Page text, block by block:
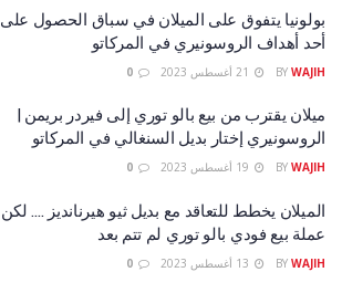
بولونيا يتفوق على الميلان في سباق الحصول على
أحد أهداف الروسونيري في المركاتو
BY WAJIH
ميلان يقترب من بيع بالو توري إلى فيردر بريمن |
الروسونيري إختار بديل السنغالي في المركاتو
BY WAJIH
الميلان يخطط للتعاقد مع بديل ثيو هيرنانديز …. لكن
عملة بيع فودي بالو توري لم تتم بعد
BY WAJIH